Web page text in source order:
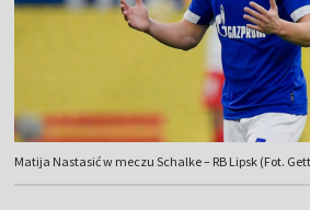
Matija Nastasić w meczu Schalke – RB Lipsk (Fot.